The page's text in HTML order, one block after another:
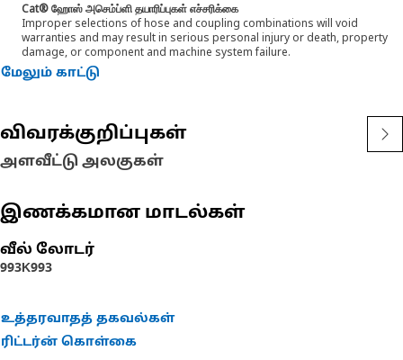
Cat® ஹோஸ் அசெம்ப்ளி தயாரிப்புகள் எச்சரிக்கை
Improper selections of hose and coupling combinations will void
warranties and may result in serious personal injury or death, property
damage, or component and machine system failure.
மேலும் காட்டு
விவரக்குறிப்புகள்
அளவீட்டு அலகுகள்
இணக்கமான மாடல்கள்
வீல் லோடர்
993K993
உத்தரவாதத் தகவல்கள்
ரிட்டர்ன் கொள்கை